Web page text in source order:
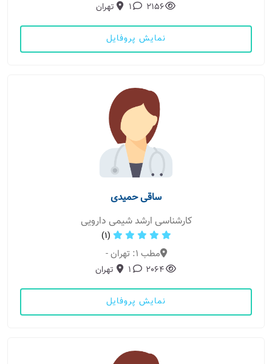
2156
1 تهران
نمایش پروفایل
ساقی حمیدی
کارشناسی ارشد شیمی دارویی
(1)
مطب 1: تهران -
2064
1 تهران
نمایش پروفایل